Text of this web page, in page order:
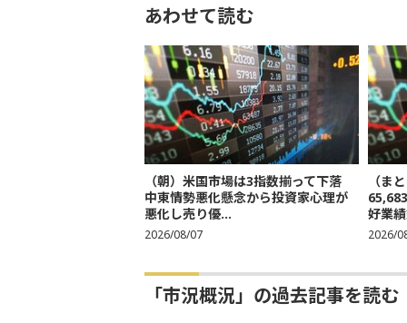
あわせて読む
（朝）米国市場は3指数揃って下落
中東情勢悪化懸念から投資家心理が
悪化し売り優...
2026/08/07
（ま
好業
2026/
「市況概況」の過去記事を読む